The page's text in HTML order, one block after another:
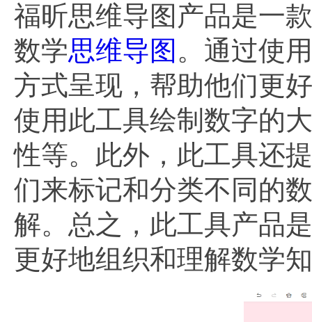
福昕思维导图产品是一
数学思维导图 。通过使
方式呈现，帮助他们更
使用此工具绘制数字的
性等。此外，此工具还
们来标记和分类不同的
解。总之，此工具产品
更好地组织和理解数学